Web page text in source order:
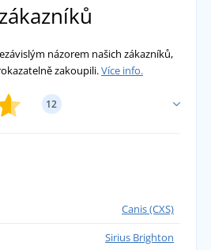
názorem našich zákazníků,
zakoupili.Více info.
12
kvalitu.
Canis (CXS)
Sirius Brighton